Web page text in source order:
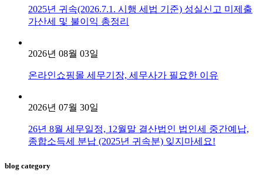
2025년 귀속(2026.7.1. 시행 세법 기준) 성실신고 미제출
가산세 및 불이익 총정리
2026년 08월 03일
온라인쇼핑몰 세무기장, 세무사가 필요한 이유
2026년 07월 30일
26년 8월 세무일정, 12월말 결산법인 법인세 중간예납,
종합소득세 분납 (2025년 귀속분) 잊지마세요!
blog category